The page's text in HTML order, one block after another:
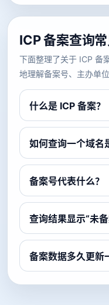
ICP 备案查询
下面整理了关于 ICP 备
地理解备案号、主办单
什么是 ICP 备案？
如何查询一个域名
备案号代表什么？
查询结果显示“未
备案数据多久更新